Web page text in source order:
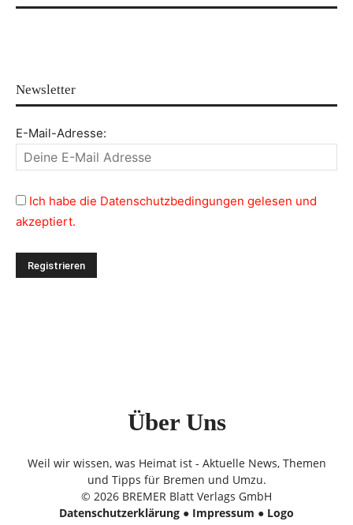
Newsletter
E-Mail-Adresse:
Ich habe die Datenschutzbedingungen gelesen und
akzeptiert.
Über Uns
Weil wir wissen, was Heimat ist - Aktuelle News, Themen
und Tipps für Bremen und Umzu.
© 2026 BREMER Blatt Verlags GmbH
Datenschutzerklärung ● Impressum ● Logo